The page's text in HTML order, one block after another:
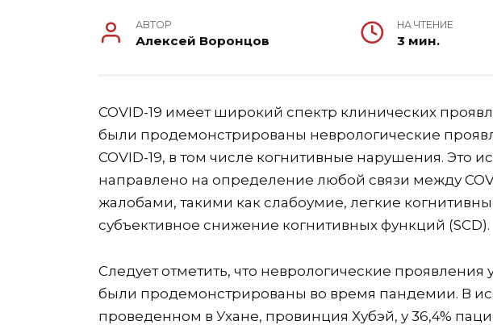
АВТОР
Алексей Воронцов
НА ЧТЕНИЕ
3 мин.
COVID-19 имеет широкий спектр клинических
были продемонстрированы неврологические
COVID-19, в том числе когнитивные нарушения. Это
направлено на определение любой связи между
жалобами, такими как слабоумие, легкие
субъективное снижение когнитивных функций (SCD).
Следует отметить, что неврологические проявления
были продемонстрированы во время пандемии. В
проведенном в Ухане, провинция Хубэй, у 36,4%